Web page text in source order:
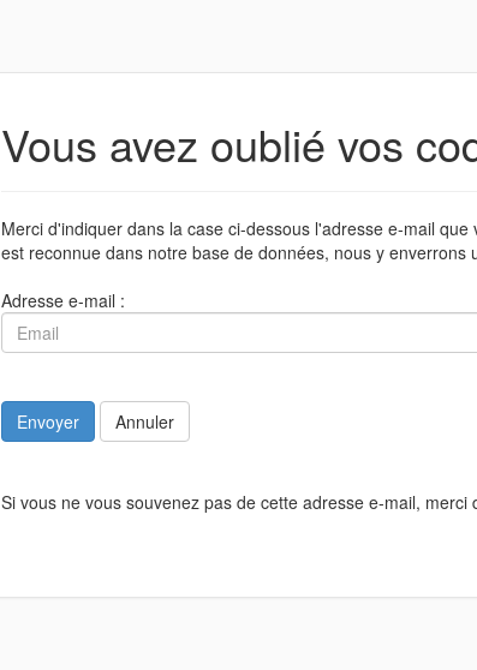
Vous avez oublié vos
Merci d'indiquer dans la case ci-dessous l'adresse e-mail
est reconnue dans notre base de données, nous y
Adresse e-mail :
Envoyer Annuler
Si vous ne vous souvenez pas de cette adresse e-mail,